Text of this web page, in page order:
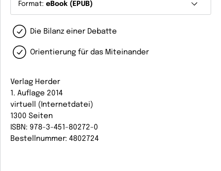
Format: eBook (EPUB)
Die Bilanz einer Debatte
Orientierung für das Miteinander
Verlag Herder
1. Auflage 2014
virtuell (Internetdatei)
1300 Seiten
ISBN: 978-3-451-80272-0
Bestellnummer: 4802724